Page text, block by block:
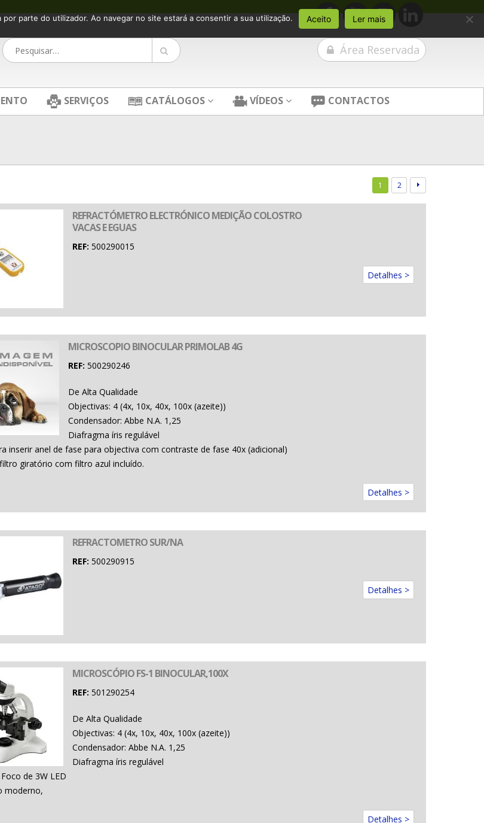
Área Reservada
SERVIÇOS CATÁLOGOS VÍDEOS CONTACTOS
1 2
REFRACTÓMETRO ELECTRÓNICO MEDIÇÃO COLOSTRO
VACAS E EGUAS
REF: 500290015
Detalhes >
MICROSCOPIO BINOCULAR PRIMOLAB 4G
REF: 500290246
De Alta Qualidade
Objectivas: 4 (4x, 10x, 40x, 100x (azeite))
Condensador: Abbe N.A. 1,25
Diafragma íris regulável
inserir anel de fase para objectiva com contraste de fase 40x (adicional)
giratório com filtro azul incluído.
Detalhes >
REFRACTOMETRO SUR/NA
REF: 500290915
Detalhes >
MICROSCÓPIO FS-1 BINOCULAR,100X
REF: 501290254
De Alta Qualidade
Objectivas: 4 (4x, 10x, 40x, 100x (azeite))
Condensador: Abbe N.A. 1,25
Diafragma íris regulável
de 3W LED
moderno,
Detalhes >
parte do utilizador. Ao navegar no site estará a consentir a sua utilização. Aceito Ler mais